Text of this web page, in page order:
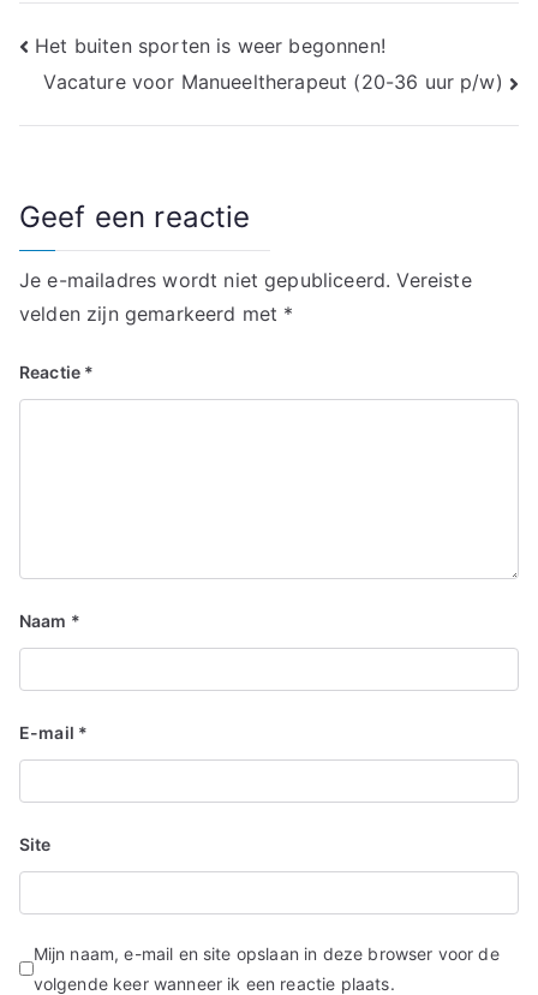
Bericht
navigatie
Het buiten sporten is weer begonnen!
Vacature voor Manueeltherapeut (20-36 uur p/w)
Geef een reactie
Je e-mailadres wordt niet gepubliceerd. Vereiste
velden zijn gemarkeerd met *
Reactie *
Naam *
E-mail *
Site
Mijn naam, e-mail en site opslaan in deze browser voor de
volgende keer wanneer ik een reactie plaats.